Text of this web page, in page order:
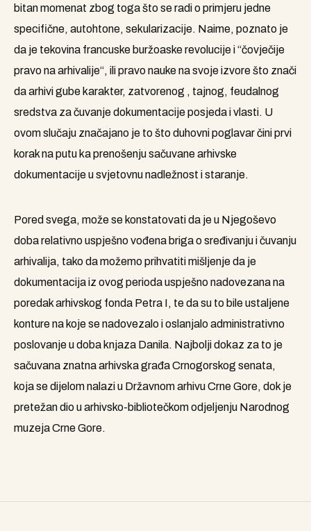
bitan momenat zbog toga što se radi o primjeru jedne
specifične, autohtone, sekularizacije. Naime, poznato je
da je tekovina francuske buržoaske revolucije i “čovječije
pravo na arhivalije“, ili pravo nauke na svoje izvore što znači
da arhivi gube karakter, zatvorenog , tajnog, feudalnog
sredstva za čuvanje dokumentacije posjeda i vlasti. U
ovom slučaju značajano je to što duhovni poglavar čini prvi
korak na putu ka prenošenju sačuvane arhivske
dokumentacije u svjetovnu nadležnost i staranje.
Pored svega, može se konstatovati da je u Njegoševo
doba relativno uspješno vođena briga o sređivanju i čuvanju
arhivalija, tako da možemo prihvatiti mišljenje da je
dokumentacija iz ovog perioda uspješno nadovezana na
poredak arhivskog fonda Petra I, te da su to bile ustaljene
konture na koje se nadovezalo i oslanjalo administrativno
poslovanje u doba knjaza Danila. Najbolji dokaz za to je
sačuvana znatna arhivska građa Crnogorskog senata,
koja se dijelom nalazi u Državnom arhivu Crne Gore, dok je
pretežan dio u arhivsko-bibliotečkom odjeljenju Narodnog
muzeja Crne Gore.